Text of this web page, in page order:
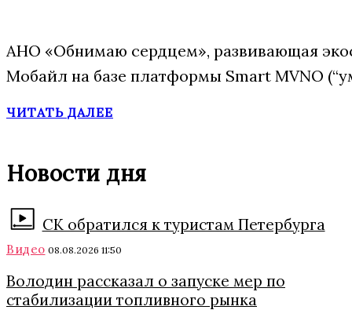
АНО «Обнимаю сердцем», развивающая
Мобайл на базе платформы Smart MVNO
ЧИТАТЬ ДАЛЕЕ
Новости дня
СК обратился к туристам Петербурга
Видео 08.08.2026 11:50
Володин рассказал о запуске мер по
стабилизации топливного рынка